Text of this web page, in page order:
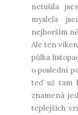
netušila
myslela
nejhorším
Ale ten
půlka
o poslední
teď už tam
znamená
teplejších